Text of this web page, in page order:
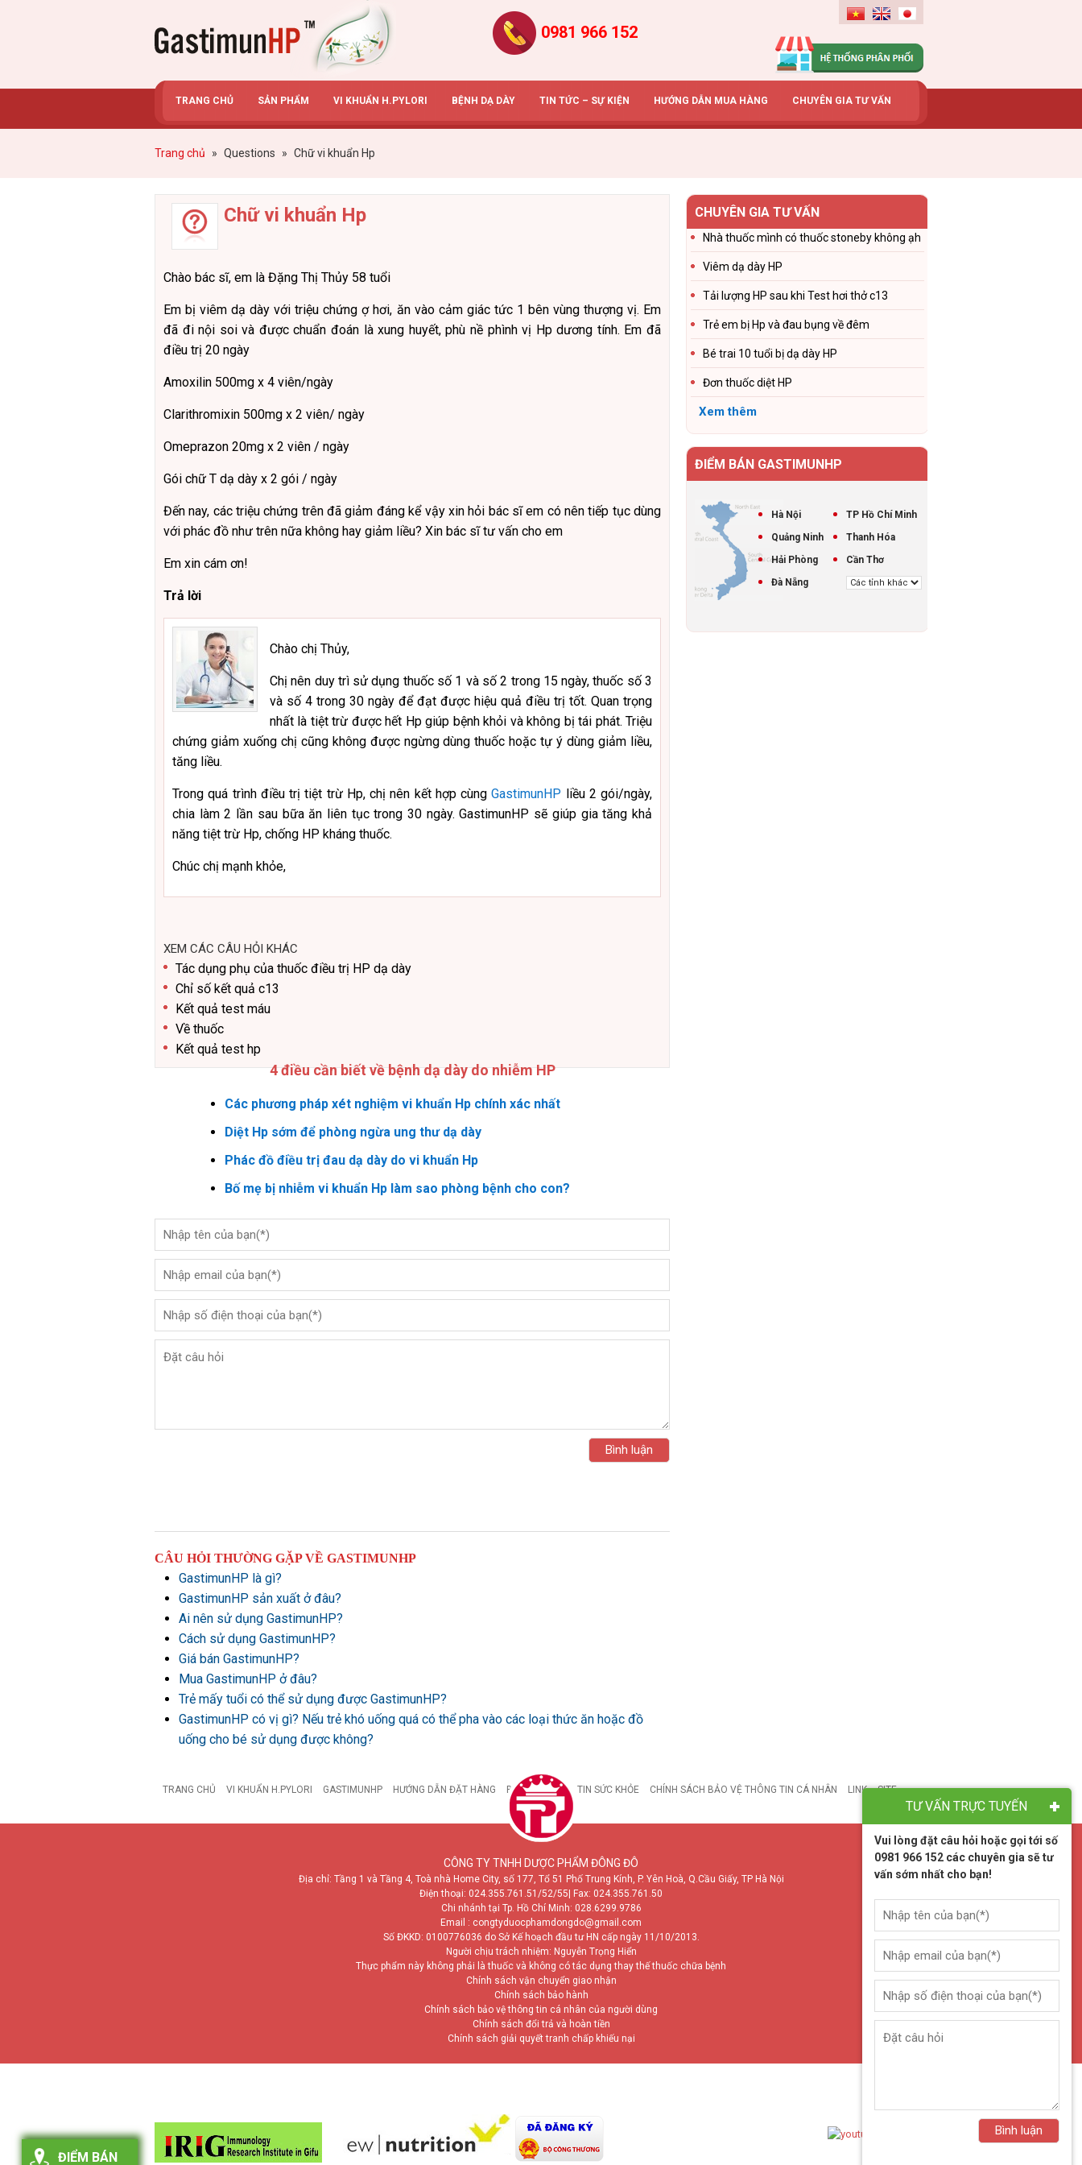
0981 966 152
TRANG CHỦ SẢN PHẨM VI KHUẨN H.PYLORI BỆNH DẠ DÀY TIN TỨC – SỰ KIỆN HƯỚNG DẪN MUA HÀNG CHUYÊN GIA TƯ VẤN
Trang chủ » Questions » Chữ vi khuẩn Hp
Chữ vi khuẩn Hp
Chào bác sĩ, em là Đặng Thị Thủy 58 tuổi
Em bị viêm dạ dày với triệu chứng ợ hơi, ăn vào cảm giác tức 1 bên vùng thượng vị. Em
đã đi nội soi và được chuẩn đoán là xung huyết, phù nề phình vị Hp dương tính. Em đã
điều trị 20 ngày
Amoxilin 500mg x 4 viên/ngày
Clarithromixin 500mg x 2 viên/ ngày
Omeprazon 20mg x 2 viên / ngày
Gói chữ T dạ dày x 2 gói / ngày
Đến nay, các triệu chứng trên đã giảm đáng kể vậy xin hỏi bác sĩ em có nên tiếp tục dùng
với phác đồ như trên nữa không hay giảm liều? Xin bác sĩ tư vấn cho em
Em xin cám ơn!
Trả lời
Chào chị Thủy,
Chị nên duy trì sử dụng thuốc số 1 và số 2 trong 15 ngày, thuốc số 3
và số 4 trong 30 ngày để đạt được hiệu quả điều trị tốt. Quan trọng
nhất là tiệt trừ được hết Hp giúp bệnh khỏi và không bị tái phát. Triệu
chứng giảm xuống chị cũng không được ngừng dùng thuốc hoặc tự ý dùng giảm liều,
tăng liều.
Trong quá trình điều trị tiệt trừ Hp, chị nên kết hợp cùngGastimunHP liều 2 gói/ngày,
chia làm 2 lần sau bữa ăn liên tục trong 30 ngày. GastimunHP sẽ giúp gia tăng khả
năng tiệt trừ Hp, chống HP kháng thuốc.
Chúc chị mạnh khỏe,
XEM CÁC CÂU HỎI KHÁC
Tác dụng phụ của thuốc điều trị HP dạ dày
Chỉ số kết quả c13
Kết quả test máu
Về thuốc
Kết quả test hp
4 điều cần biết về bệnh dạ dày do nhiễm HP
Các phương pháp xét nghiệm vi khuẩn Hp chính xác nhất
Diệt Hp sớm để phòng ngừa ung thư dạ dày
Phác đồ điều trị đau dạ dày do vi khuẩn Hp
Bố mẹ bị nhiễm vi khuẩn Hp làm sao phòng bệnh cho con?
CÂU HỎI THƯỜNG GẶP VỀ GASTIMUNHP
GastimunHP là gì?
GastimunHP sản xuất ở đâu?
Ai nên sử dụng GastimunHP?
Cách sử dụng GastimunHP?
Giá bán GastimunHP?
Mua GastimunHP ở đâu?
Trẻ mấy tuổi có thể sử dụng được GastimunHP?
GastimunHP có vị gì? Nếu trẻ khó uống quá có thể pha vào các loại thức ăn hoặc đồ
uống cho bé sử dụng được không?
CHUYÊN GIA TƯ VẤN
Nhà thuốc mình có thuốc stoneby không ạh
Viêm dạ dày HP
Tải lượng HP sau khi Test hơi thở c13
Trẻ em bị Hp và đau bụng về đêm
Bé trai 10 tuổi bị dạ dày HP
Đơn thuốc diệt HP
Xem thêm
ĐIỂM BÁN GASTIMUNHP
Hà Nội
TP Hồ Chí Minh
Quảng Ninh
Thanh Hóa
Hải Phòng
Cần Thơ
Đà Nẵng
TRANG CHỦ VI KHUẨN H.PYLORI GASTIMUNHP HƯỚNG DẪN ĐẶT HÀNG BỆNH DẠ DÀY TIN SỨC KHỎE CHÍNH SÁCH BẢO VỆ THÔNG TIN CÁ NHÂN LINK SITE
CÔNG TY TNHH DƯỢC PHẨM ĐÔNG ĐÔ
Địa chỉ: Tầng 1 và Tầng 4, Toà nhà Home City, số 177, Tổ 51 Phố Trung Kính, P. Yên Hoà, Q.Cầu Giấy, TP Hà Nội
Điện thoại: 024.355.761.51/52/55 | Fax: 024.355.761.50
Chi nhánh tại Tp. Hồ Chí Minh: 028.6299.9786
Email : congtyduocphamdongdo@gmail.com
Số ĐKKD: 0100776036 do Sở Kế hoạch đầu tư HN cấp ngày 11/10/2013.
Người chịu trách nhiệm: Nguyễn Trọng Hiển
Thực phẩm này không phải là thuốc và không có tác dụng thay thế thuốc chữa bệnh
Chính sách vận chuyển giao nhận
Chính sách bảo hành
Chính sách bảo vệ thông tin cá nhân của người dùng
Chính sách đổi trả và hoàn tiền
Chính sách giải quyết tranh chấp khiếu nại
ĐIỂM BÁN
TƯ VẤN TRỰC TUYẾN
Vui lòng đặt câu hỏi hoặc gọi tới số
0981 966 152 các chuyên gia sẽ tư
vấn sớm nhất cho bạn!